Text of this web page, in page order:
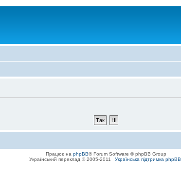
Працює на phpBB® Forum Software © phpBB Group
Український переклад © 2005-2011
Українська підтримка phpBB